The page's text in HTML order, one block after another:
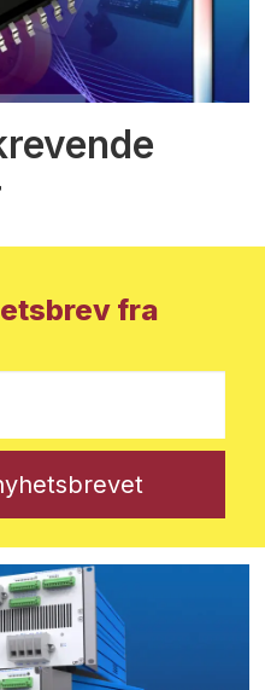
fra